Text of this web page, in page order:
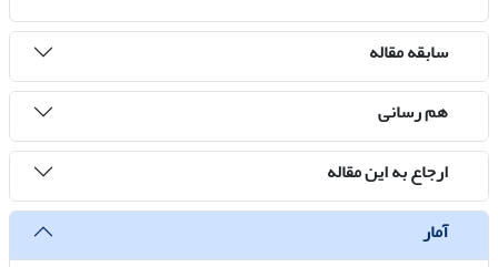
سابقه مقاله
هم رسانی
ارجاع به این مقاله
آمار